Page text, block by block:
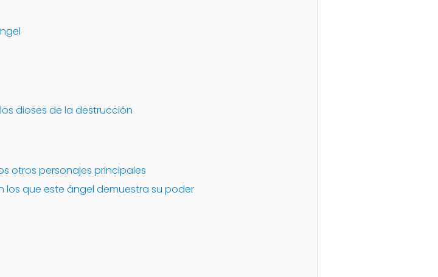
dioses de la destrucción
otros personajes principales
que este ángel demuestra su poder